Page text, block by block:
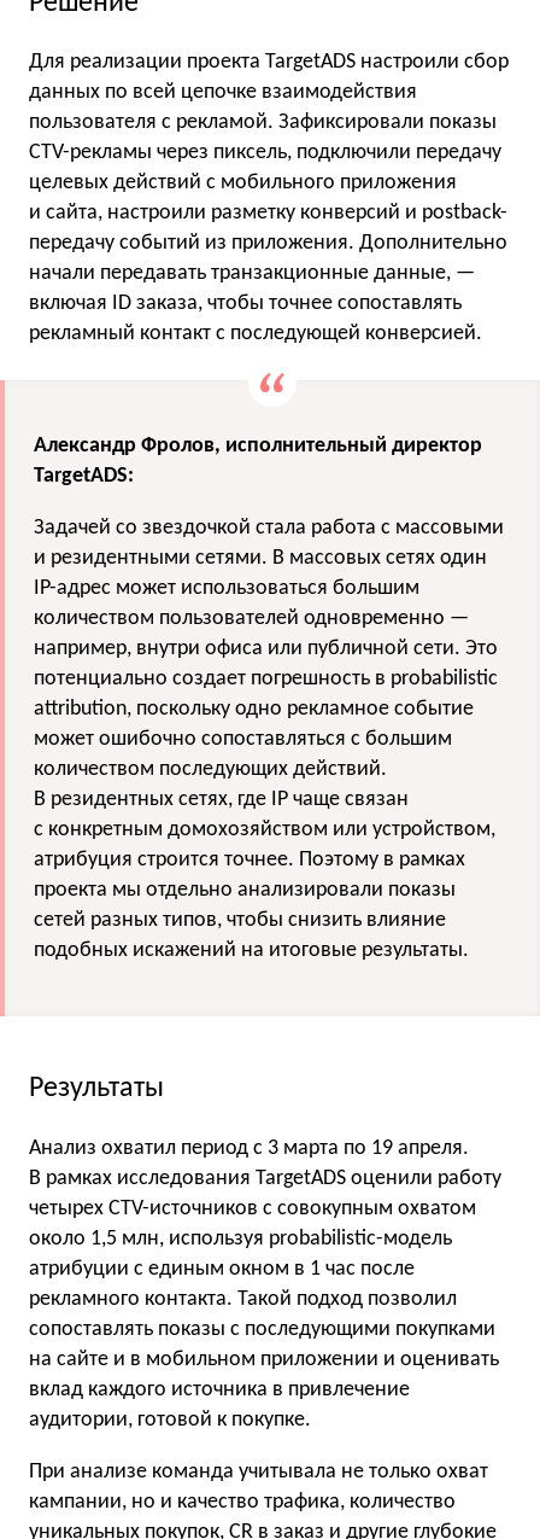
Для реализации проекта TargetADS настроили сбор
данных по всей цепочке взаимодействия
пользователя с рекламой. Зафиксировали показы
CTV-рекламы через пиксель, подключили передачу
целевых действий с мобильного приложения
и сайта, настроили разметку конверсий и postback-
передачу событий из приложения. Дополнительно
начали передавать транзакционные данные, —
включая ID заказа, чтобы точнее сопоставлять
рекламный контакт с последующей конверсией.
Александр Фролов, исполнительный директор
TargetADS:
Задачей со звездочкой стала работа с массовыми
и резидентными сетями. В массовых сетях один
IP-адрес может использоваться большим
количеством пользователей одновременно —
например, внутри офиса или публичной сети. Это
потенциально создает погрешность в probabilistic
attribution, поскольку одно рекламное событие
может ошибочно сопоставляться с большим
количеством последующих действий.
В резидентных сетях, где IP чаще связан
с конкретным домохозяйством или устройством,
атрибуция строится точнее. Поэтому в рамках
проекта мы отдельно анализировали показы
сетей разных типов, чтобы снизить влияние
подобных искажений на итоговые результаты.
Результаты
Анализ охватил период с 3 марта по 19 апреля.
В рамках исследования TargetADS оценили работу
четырех CTV-источников с совокупным охватом
около 1,5 млн, используя probabilistic-модель
атрибуции с единым окном в 1 час после
рекламного контакта. Такой подход позволил
сопоставлять показы с последующими покупками
на сайте и в мобильном приложении и оценивать
вклад каждого источника в привлечение
аудитории, готовой к покупке.
При анализе команда учитывала не только охват
кампании, но и качество трафика, количество
уникальных покупок, CR в заказ и другие глубокие